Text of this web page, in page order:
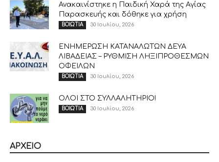
Ανακαινίστηκε η Παιδική Χαρά της Αγίας
Παρασκευής και δόθηκε για χρήση
ΒΟΙΩΤΙΑ 30 Ιουλίου, 2026
ΕΝΗΜΕΡΩΣΗ ΚΑΤΑΝΑΛΩΤΩΝ ΔΕΥΑ
ΛΙΒΑΔΕΙΑΣ – ΡΥΘΜΙΣΗ ΛΗΞΙΠΡΟΘΕΣΜΩΝ
ΟΦΕΙΛΩΝ
ΒΟΙΩΤΙΑ 30 Ιουλίου, 2026
ΟΛΟΙ ΣΤΟ ΣΥΛΛΑΛΗΤΗΡΙΟ!
ΒΟΙΩΤΙΑ 30 Ιουλίου, 2026
ΑΡΧΕΙΟ